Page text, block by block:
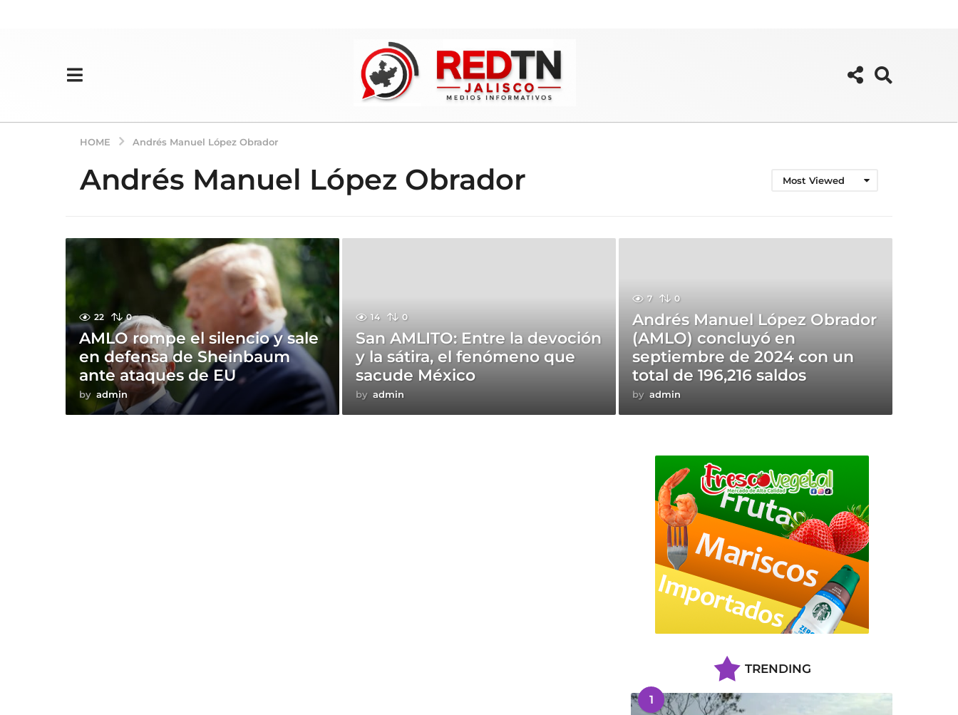
HOME Andrés Manuel López Obrador
Andrés Manuel López Obrador Most Viewed
22 0
AMLO rompe el silencio y sale
en defensa de Sheinbaum
ante ataques de EU
by admin
14 0
San AMLITO: Entre la devoción
y la sátira, el fenómeno que
sacude México
by admin
7 0
Andrés Manuel López Obrador
(AMLO) concluyó en
septiembre de 2024 con un
total de 196,216 saldos
by admin
TRENDING
1